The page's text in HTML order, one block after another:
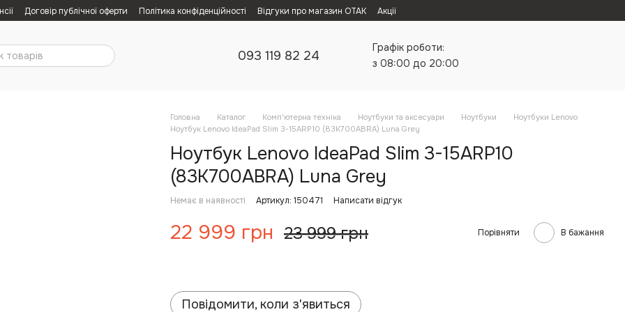
Договір публічної оферти Політика конфіденційності Відгуки про магазин ОТАК Акції
093 119 82 24
Графік роботи:
з 08:00 до 20:00
Головна Каталог Комп'ютерна техніка Ноутбуки та аксесуари Ноутбуки
Ноутбуки Lenovo
Ноутбук Lenovo IdeaPad Slim 3-15ARP10 (83K700ABRA) Luna Grey
Ноутбук Lenovo IdeaPad Slim 3-15ARP10
(83K700ABRA) Luna Grey
Немає в наявності Артикул: 150471 Написати відгук
22 999 грн 23 999 грн Порівняти В бажання
Повідомити, коли з'явиться